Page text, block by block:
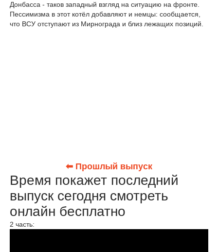
Донбасса - таков западный взгляд на ситуацию на фронте.
Пессимизма в этот котёл добавляют и немцы: сообщается,
что ВСУ отступают из Мирнограда и близ лежащих позиций.
⬅ Прошлый выпуск
Время покажет последний
выпуск сегодня смотреть
онлайн бесплатно
2 часть: